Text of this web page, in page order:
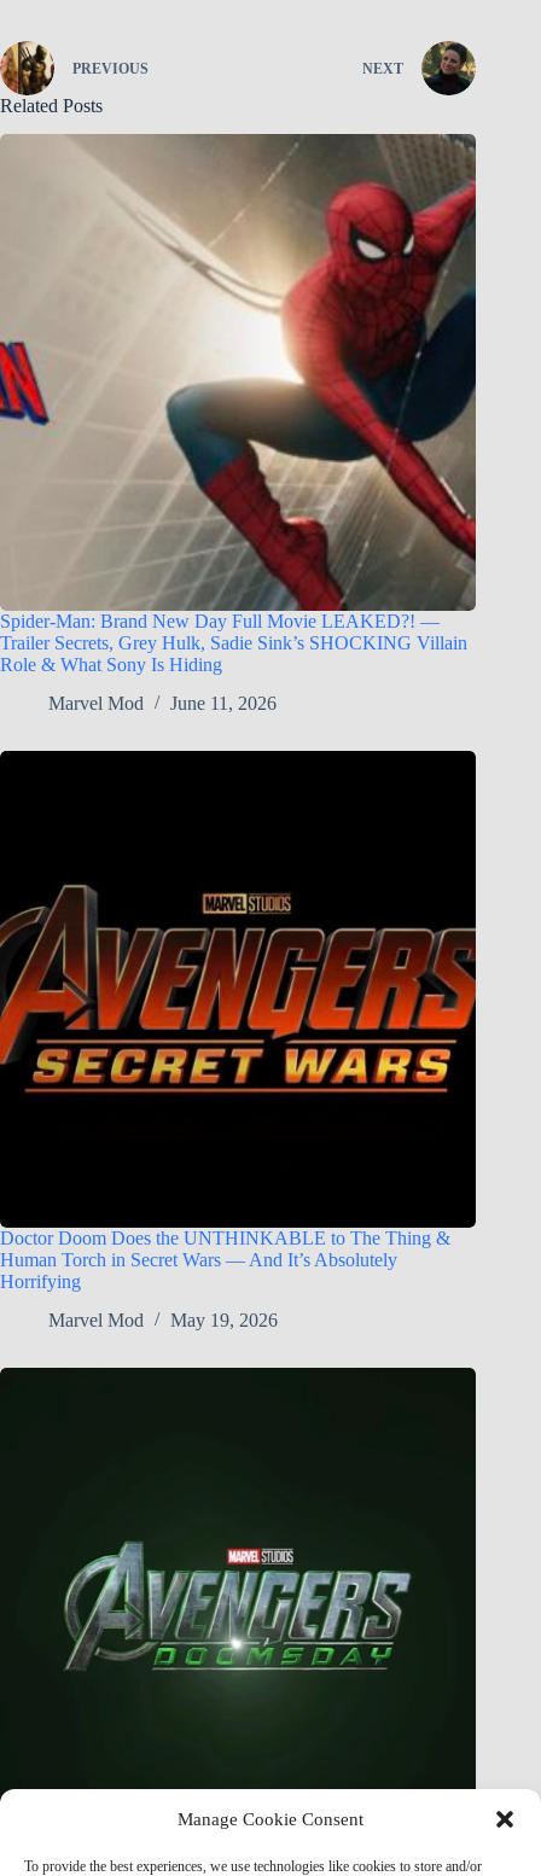
Manage Cookie Consent
To provide the best experiences, we use technologies like cookies to store and/or
PREVIOUS NEXT
Related Posts
Spider-Man: Brand New Day Full Movie LEAKED?! —
Trailer Secrets, Grey Hulk, Sadie Sink’s SHOCKING Villain
Role & What Sony Is Hiding
Marvel Mod
June 11, 2026
Doctor Doom Does the UNTHINKABLE to The Thing &
Human Torch in Secret Wars — And It’s Absolutely
Horrifying
Marvel Mod
May 19, 2026